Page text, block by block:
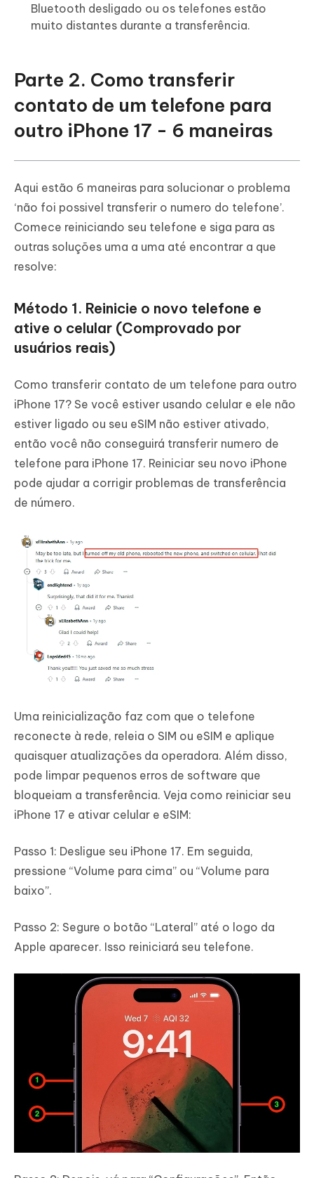
Bluetooth desligado ou os telefones estão
muito distantes durante a transferência.
Parte 2. Como transferir
contato de um telefone para
outro iPhone 17 - 6 maneiras
Aqui estão 6 maneiras para solucionar o problema
‘não foi possivel transferir o numero do telefone’.
Comece reiniciando seu telefone e siga para as
outras soluções uma a uma até encontrar a que
resolve:
Método 1. Reinicie o novo telefone e
ative o celular (Comprovado por
usuários reais)
Como transferir contato de um telefone para outro
iPhone 17? Se você estiver usando celular e ele não
estiver ligado ou seu eSIM não estiver ativado,
então você não conseguirá transferir numero de
telefone para iPhone 17. Reiniciar seu novo iPhone
pode ajudar a corrigir problemas de transferência
de número.
Uma reinicialização faz com que o telefone
reconecte à rede, releia o SIM ou eSIM e aplique
quaisquer atualizações da operadora. Além disso,
pode limpar pequenos erros de software que
bloqueiam a transferência. Veja como reiniciar seu
iPhone 17 e ativar celular e eSIM:
Passo 1: Desligue seu iPhone 17. Em seguida,
pressione “Volume para cima” ou “Volume para
baixo”.
Passo 2: Segure o botão “Lateral” até o logo da
Apple aparecer. Isso reiniciará seu telefone.